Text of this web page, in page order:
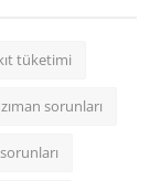
tüketimi
sorunları